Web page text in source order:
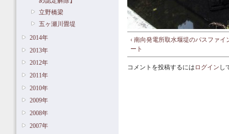
立野橋梁
五ヶ瀬川畳堤
2014年
2013年
2012年
2011年
2010年
2009年
2008年
2007年
‹ 南向発電所取水堰堤のパスファイ
ート
コメントを投稿するには ログイン し